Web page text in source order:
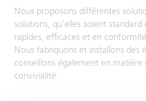
Nous proposons différentes
solutions, qu’elles soient
rapides, efficaces et en
Nous fabriquons et installons des
conseillons également en
convivialité.